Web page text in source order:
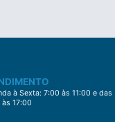
à Sexta: 7:00 às 11:00 e das
17:00